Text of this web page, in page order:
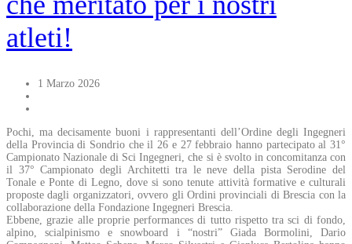
atleti!
1 Marzo 2026
Pochi, ma decisamente buoni i rappresentanti dell’Ordine degli Ingegneri
della Provincia di Sondrio che il 26 e 27 febbraio hanno partecipato al 31°
Campionato Nazionale di Sci Ingegneri, che si è svolto in concomitanza con
il 37° Campionato degli Architetti tra le neve della pista Serodine del
Tonale e Ponte di Legno, dove si sono tenute attività formative e culturali
proposte dagli organizzatori, ovvero gli Ordini provinciali di Brescia con la
collaborazione della Fondazione Ingegneri Brescia.
Ebbene, grazie alle proprie performances di tutto rispetto tra sci di fondo,
alpino, scialpinismo e snowboard i “nostri” Giada Bormolini, Dario